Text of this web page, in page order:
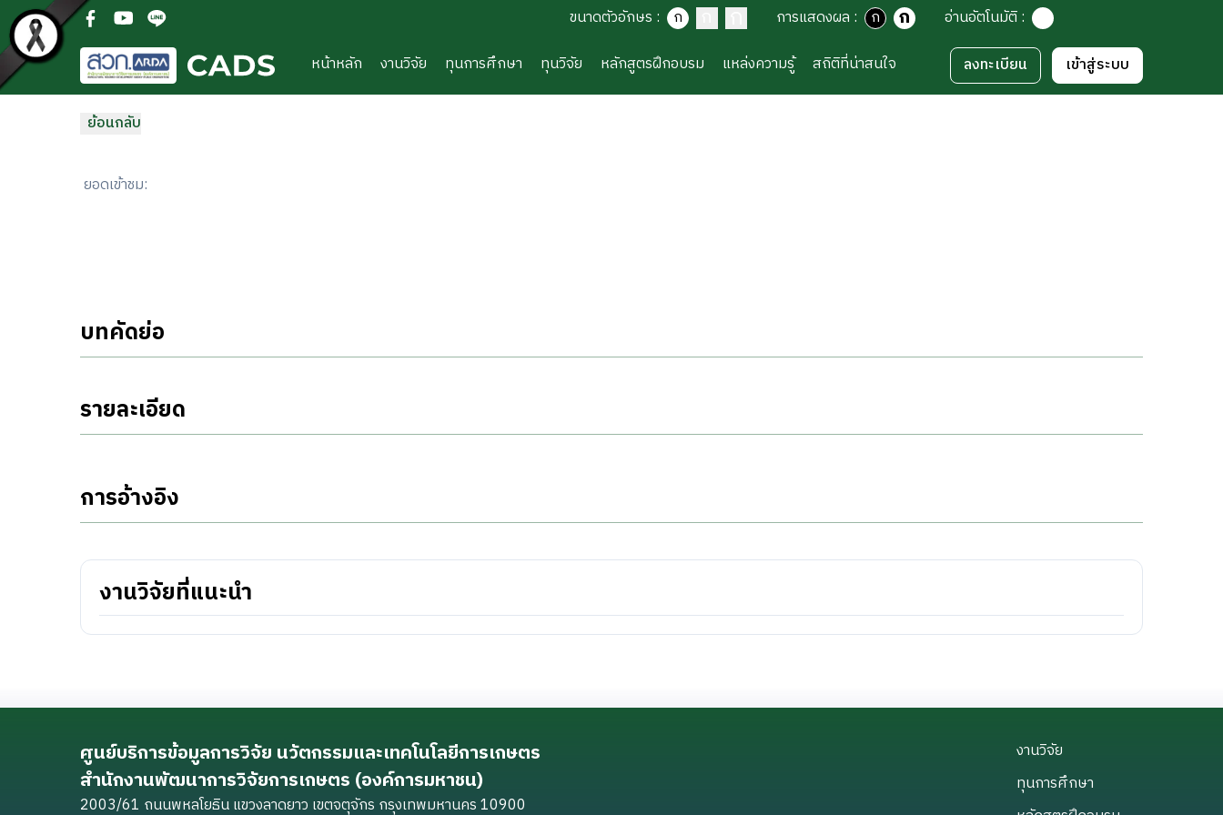
ข้ามไปยังเนื้อหาหลัก(open facebook in new new tab)
(open youtube in new new tab)
(open line in new new tab) ขนาดตัวอักษร : ก ก ก การแสดงผล : ก ก อ่านอัตโนมัติ:
หน้าหลัก
งานวิจัย ทุนการศึกษา ทุนวิจัย หลักสูตรฝึกอบรม แหล่งความรู้ สถิติที่น่าสนใจ ลงทะเบียน เข้าสู่ระบบ
ย้อนกลับ
ยอดเข้าชม:
บทคัดย่อ
รายละเอียด
การอ้างอิง
งานวิจัยที่แนะนำ
ศูนย์บริการข้อมูลการวิจัย นวัตกรรมและเทคโนโลยีการเกษตร
สำนักงานพัฒนาการวิจัยการเกษตร (องค์การมหาชน)
2003/61 ถนนพหลโยธิน แขวงลาดยาว เขตจตุจักร กรุงเทพมหานคร 10900
งานวิจัย
ทุนการศึกษา